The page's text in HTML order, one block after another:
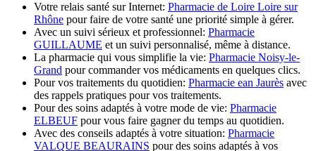
Votre relais santé sur Internet: Pharmacie de Loire Loire sur
Rhône pour faire de votre santé une priorité simple à gérer.
Avec un suivi sérieux et professionnel: Pharmacie
GUILLAUME et un suivi personnalisé, même à distance.
La pharmacie qui vous simplifie la vie: Pharmacie Noisy-le-
Grand pour commander vos médicaments en quelques clics.
Pour vos traitements du quotidien: Pharmacie ean Jaurès avec
des rappels pratiques pour vos traitements.
Pour des soins adaptés à votre mode de vie: Pharmacie
ELBEUF pour vous faire gagner du temps au quotidien.
Avec des conseils adaptés à votre situation: Pharmacie
VALQUE BEAURAINS pour des soins adaptés à vos